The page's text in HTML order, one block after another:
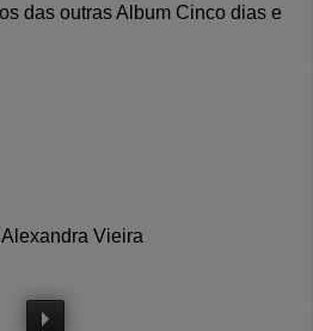
das outras Album Cinco dias e
Vieira